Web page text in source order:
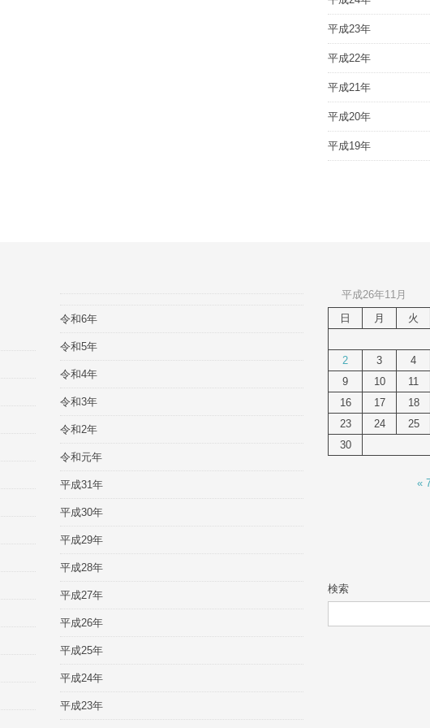
平成23年
平成22年
平成21年
平成20年
平成19年
令和6年
令和5年
令和4年
令和3年
令和2年
令和元年
平成31年
平成30年
平成29年
平成28年
平成27年
平成26年
平成25年
平成24年
平成23年
平成26年11月
日
月 火
2
3 4
9
10 11
16
17 18
23
24 25
30
«
検索